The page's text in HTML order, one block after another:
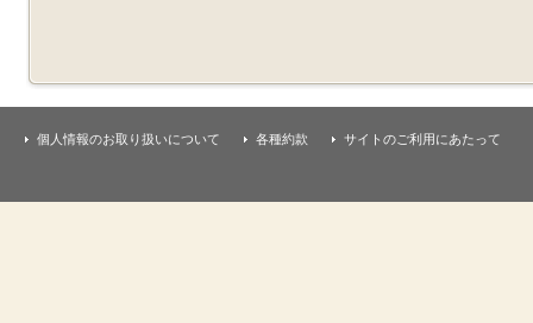
個人情報のお取り扱いについて 各種約款 サイトのご利用にあたって